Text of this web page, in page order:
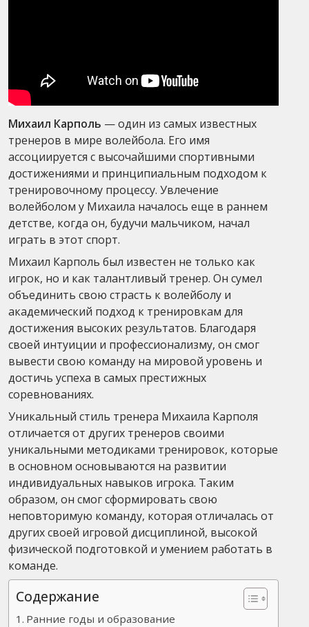
Михаил Карполь — один из самых известных
тренеров в мире волейбола. Его имя
ассоциируется с высочайшими спортивными
достижениями и принципиальным подходом к
тренировочному процессу. Увлечение
волейболом у Михаила началось еще в раннем
детстве, когда он, будучи мальчиком, начал
играть в этот спорт.
Михаил Карполь был известен не только как
игрок, но и как талантливый тренер. Он сумел
объединить свою страсть к волейболу и
академический подход к тренировкам для
достижения высоких результатов. Благодаря
своей интуиции и профессионализму, он смог
вывести свою команду на мировой уровень и
достичь успеха в самых престижных
соревнованиях.
Уникальный стиль тренера Михаила Карполя
отличается от других тренеров своими
уникальными методиками тренировок, которые
в основном основываются на развитии
индивидуальных навыков игрока. Таким
образом, он смог сформировать свою
неповторимую команду, которая отличалась от
других своей игровой дисциплиной, высокой
физической подготовкой и умением работать в
команде.
Содержание
Ранние годы и образование